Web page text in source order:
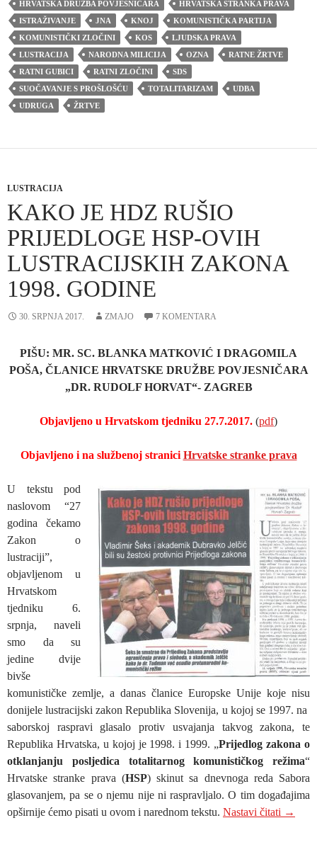
HRVATSKA DRUŽBA POVJESNIČARA
HRVATSKA STRANKA PRAVA
ISTRAŽIVANJE
JNA KNOJ
KOMUNISTIČKA PARTIJA
KOMUNISTIČKI ZLOČINI
KOS
LJUDSKA PRAVA
LUSTRACIJA
NARODNA MILICIJA OZNA
RATNE ŽRTVE
RATNI GUBICI
RATNI ZLOČINI
SDS
SUOČAVANJE S PROŠLOŠĆU
TOTALITARIZAM
UDBA
UDRUGA
ŽRTVE
LUSTRACIJA
KAKO JE HDZ RUŠIO
PRIJEDLOGE HSP-OVIH
LUSTRACIJSKIH ZAKONA
1998. GODINE
30. SRPNJA 2017. ZMAJO 7 KOMENTARA
PIŠU: MR. SC. BLANKA MATKOVIĆ I DRAGOMILA
POŠA, ČLANICE HRVATSKE DRUŽBE POVJESNIČARA
„DR. RUDOLF HORVAT“- ZAGREB
Objavljeno u Hrvatskom tjedniku 27.7.2017. (pdf)
Objavljeno i na službenoj stranici Hrvatske stranke prava
U tekstu pod
naslovom “27
godina čekamo
Zakon o
lustraciji”,
objavljenom u
Hrvatskom
tjedniku 6.
srpnja, naveli
smo da su
jedine dvije
bivše
komunističke zemlje, a danas članice Europske Unije koje nisu
donijele lustracijski zakon Republika Slovenija, u kojoj se 1997. na
saborskoj raspravi glasalo protiv usvajanja takvog zakona, te
Republika Hrvatska, u kojoj je 1998. i 1999. „Prijedlog zakona o
otklanjanju posljedica totalitarnog komunističkog režima“
Hrvatske stranke prava (HSP) skinut sa dnevnoga reda Sabora
glasovanjem, pa se o njemu nije ni raspravljalo. O tim događajima
opširnije ćemo pisati u ovom i narednom tekstu. Nastavi čitati Kako
→